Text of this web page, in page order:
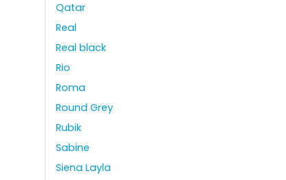
Qatar
Real
Real black
Rio
Roma
Round Grey
Rubik
Sabine
Siena Layla